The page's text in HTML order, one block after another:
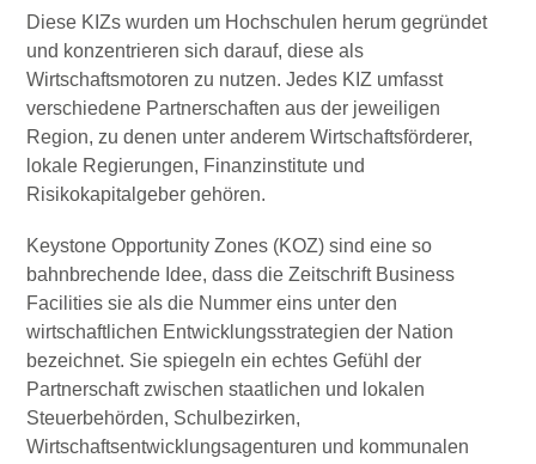
Diese KIZs wurden um Hochschulen herum gegründet
und konzentrieren sich darauf, diese als
Wirtschaftsmotoren zu nutzen. Jedes KIZ umfasst
verschiedene Partnerschaften aus der jeweiligen
Region, zu denen unter anderem Wirtschaftsförderer,
lokale Regierungen, Finanzinstitute und
Risikokapitalgeber gehören.
Keystone Opportunity Zones (KOZ) sind eine so
bahnbrechende Idee, dass die Zeitschrift Business
Facilities sie als die Nummer eins unter den
wirtschaftlichen Entwicklungsstrategien der Nation
bezeichnet. Sie spiegeln ein echtes Gefühl der
Partnerschaft zwischen staatlichen und lokalen
Steuerbehörden, Schulbezirken,
Wirtschaftsentwicklungsagenturen und kommunalen